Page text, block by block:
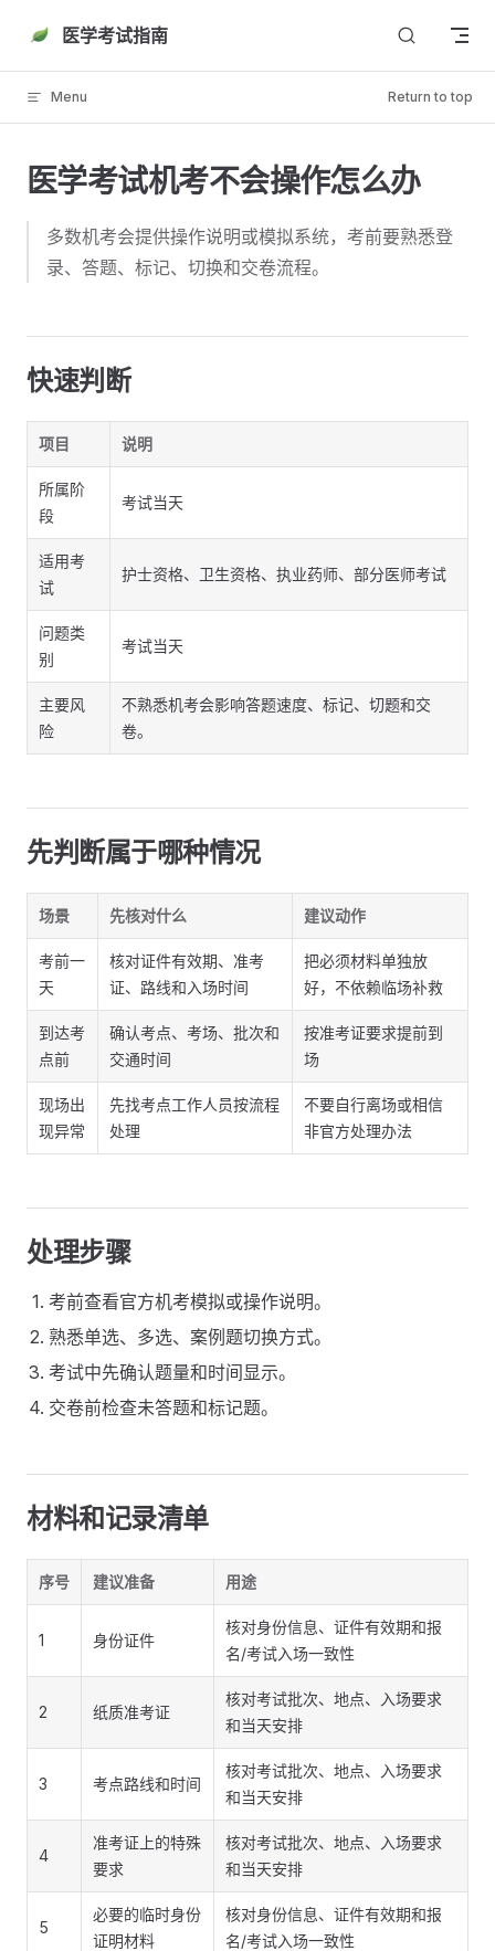
Skip to content
医学考试指南
Menu Return to top
医学考试机考不会操作怎么办
多数机考会提供操作说明或模拟系统，考前要熟悉登
录、答题、标记、切换和交卷流程。
快速判断
项目 说明
所属阶
段
考试当天
适用考
试
护士资格、卫生资格、执业药师、部分医师考试
问题类
别
考试当天
主要风
险
不熟悉机考会影响答题速度、标记、切题和交
卷。
先判断属于哪种情况
场景 先核对什么 建议动作
考前一
天
核对证件有效期、准考
证、路线和入场时间
把必须材料单独放
好，不依赖临场补救
到达考
点前
确认考点、考场、批次和
交通时间
按准考证要求提前到
场
现场出
现异常
先找考点工作人员按流程
处理
不要自行离场或相信
非官方处理办法
处理步骤
考前查看官方机考模拟或操作说明。
熟悉单选、多选、案例题切换方式。
考试中先确认题量和时间显示。
交卷前检查未答题和标记题。
材料和记录清单
序号 建议准备 用途
1 身份证件
核对身份信息、证件有效期和报
名/考试入场一致性
2 纸质准考证
核对考试批次、地点、入场要求
和当天安排
3 考点路线和时间
核对考试批次、地点、入场要求
和当天安排
4
准考证上的特殊
要求
核对考试批次、地点、入场要求
和当天安排
5
必要的临时身份
证明材料
核对身份信息、证件有效期和报
名/考试入场一致性